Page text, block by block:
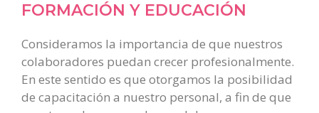
FORMACIÓN Y EDUCACIÓN
Consideramos la importancia de que nuestros
colaboradores puedan crecer profesionalmente.
En este sentido es que otorgamos la posibilidad
de capacitación a nuestro personal, a fin de que